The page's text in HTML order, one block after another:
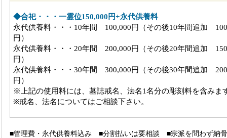
◆合祀・・・一霊位150,000円+永代供養料
永代供養料・・・10年間 100,000円（その後10年間追加
円）
永代供養料・・・20年間 200,000円（その後20年間追加
円）
永代供養料・・・30年間 300,000円（その後30年間追加
円）
※上記の使用料には、墓誌戒名、法名1名分の彫刻料を含みま
※戒名、法名についてはご相談下さい。
■管理費・永代供養料込み ■分割払いは要相談 ■宗派を問わず納